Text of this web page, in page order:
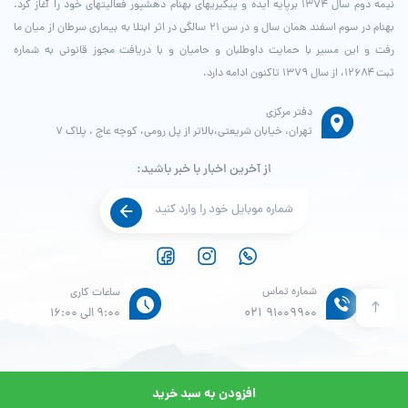
افزودن به سبد خرید
نیمه دوم سال ۱۳۷۴ برپایه ایده و پیگیری­های بهنام دهش­پور فعالیت­های خود را آغاز کرد.
بهنام در سوم اسفند همان سال و در سن ۲۱ سالگی در اثر ابتلا به بیماری سرطان از میان ما
رفت و این مسیر با حمایت داوطلبان و حامیان و با دریافت مجوز قانونی به شماره
ثبت ۱۲۶۸۴، از سال ۱۳۷۹ تاکنون ادامه دارد.
شماره تماس
021 91009900
ساعات کاری
9:00 الی 16:00
دفتر مرکزی
تهران، خیابان شریعتی،بالاتر از پل رومی، کوچه عاج ، پلاک ۷
از آخرین اخبار با خبر باشید:
© طراحی و پشتیبانی سایت واحد انفورماتیک موسسه خیریه بهنام دهش پور